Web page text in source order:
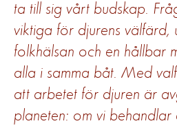
ta till sig vårt budskap.
viktiga för djurens välfärd,
folkhälsan och en hållbar
alla i samma båt. Med
att arbetet för djuren är
planeten: om vi behandlar